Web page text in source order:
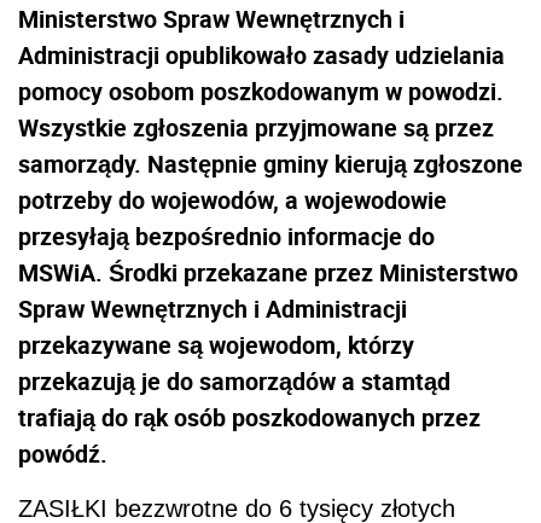
Ministerstwo Spraw Wewnętrznych i
Administracji opublikowało zasady udzielania
pomocy osobom poszkodowanym w powodzi.
Wszystkie zgłoszenia przyjmowane są przez
samorządy. Następnie gminy kierują zgłoszone
potrzeby do wojewodów, a wojewodowie
przesyłają bezpośrednio informacje do
MSWiA. Środki przekazane przez Ministerstwo
Spraw Wewnętrznych i Administracji
przekazywane są wojewodom, którzy
przekazują je do samorządów a stamtąd
trafiają do rąk osób poszkodowanych przez
powódź.
ZASIŁKI bezzwrotne do 6 tysięcy złotych